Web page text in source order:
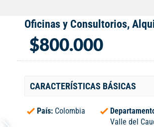
Oficinas y Consultorios,
$800.000
CARACTERÍSTICAS BÁSICAS
País: Colombia
Valle del